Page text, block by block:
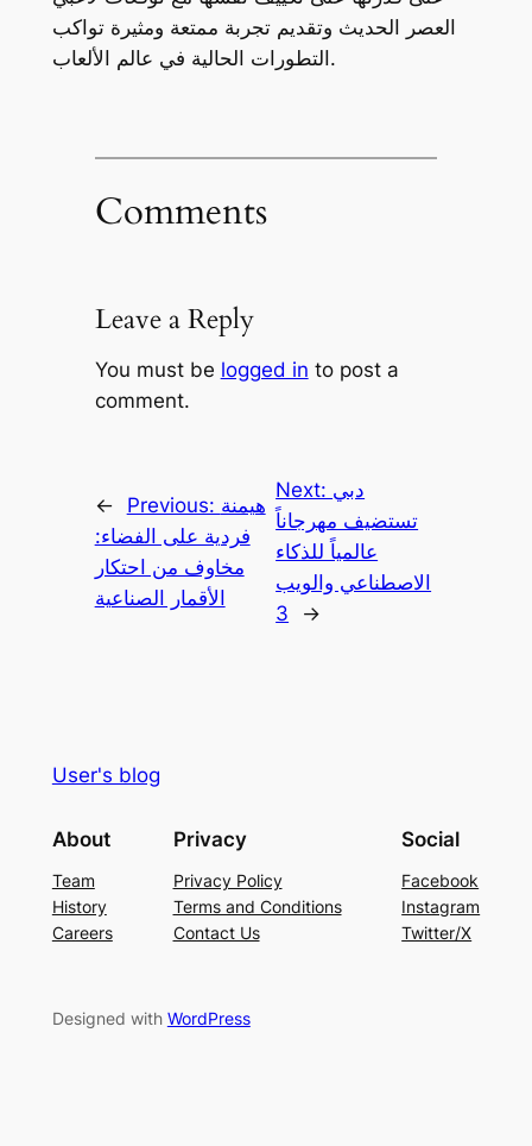
العصر الحديث وتقديم تجربة ممتعة ومثيرة تواكب
التطورات الحالية في عالم الألعاب.
Comments
Leave a Reply
You must be logged in to post a
comment.
← Previous: هيمنة
فردية على الفضاء:
مخاوف من احتكار
الأقمار الصناعية
Next: دبي
تستضيف مهرجاناً
عالمياً للذكاء
الاصطناعي والويب
3
→
User's blog
About
Team
History
Careers
Privacy
Privacy Policy
Terms and Conditions
Contact Us
Social
Facebook
Instagram
Twitter/X
Designed with WordPress